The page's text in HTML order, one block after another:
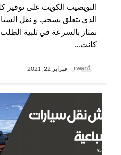
النويصيب الكويت على
الذي يتعلق بسحب و نقل
نمتاز بالسرعة في تلبية
كانت…
rwan1 فبراير 22, 2021